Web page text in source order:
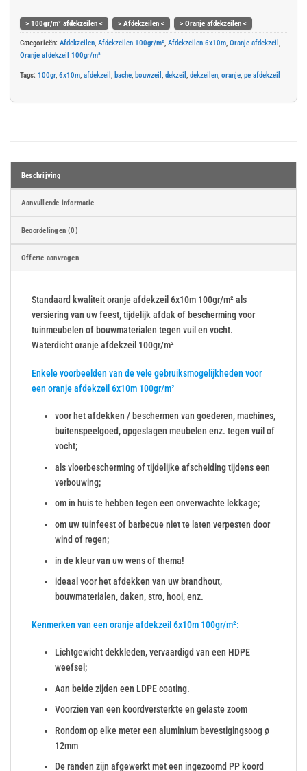
> 100gr/m² afdekzeilen < > Afdekzeilen <
> Oranje afdekzeilen <
Categorieën: Afdekzeilen, Afdekzeilen 100gr/m², Afdekzeilen 6x10m, Oranje afdekzeil ,
Oranje afdekzeil 100gr/m²
Tags: 100gr, 6x10m, afdekzeil , bache, bouwzeil , dekzeil , dekzeilen, oranje, pe afdekzeil
Beschrijving
Aanvullende informatie
Beoordelingen (0)
Offerte aanvragen
Standaard kwaliteit oranje afdekzeil 6x10m 100gr/m² als
versiering van uw feest, tijdelijk afdak of bescherming voor
tuinmeubelen of bouwmaterialen tegen vuil en vocht.
Waterdicht oranje afdekzeil 100gr/m²
Enkele voorbeelden van de vele gebruiksmogelijkheden voor
een oranje afdekzeil 6x10m 100gr/m²
voor het afdekken / beschermen van goederen, machines,
buitenspeelgoed, opgeslagen meubelen enz. tegen vuil of
vocht;
als vloerbescherming of tijdelijke afscheiding tijdens een
verbouwing;
om in huis te hebben tegen een onverwachte lekkage;
om uw tuinfeest of barbecue niet te laten verpesten door
wind of regen;
in de kleur van uw wens of thema!
ideaal voor het afdekken van uw brandhout,
bouwmaterialen, daken, stro, hooi, enz.
Kenmerken van een oranje afdekzeil 6x10m 100gr/m²:
Lichtgewicht dekkleden, vervaardigd van een HDPE
weefsel;
Aan beide zijden een LDPE coating.
Voorzien van een koordversterkte en gelaste zoom
Rondom op elke meter een aluminium bevestigingsoog ø
12mm
De randen zijn afgewerkt met een ingezoomd PP koord